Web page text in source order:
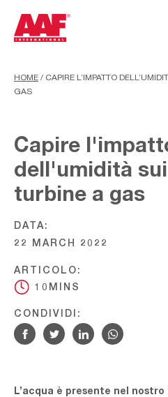
HOME / CAPIRE L’IMPATTO
GAS
Capire
dell'umidità
turbine a gas
DATA:
22 MARCH 2022
ARTICOLO:
10MINS
CONDIVIDI:
L’acqua è presente nel